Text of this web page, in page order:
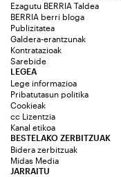
Ezagutu BERRIA Taldea
BERRIA berri bloga
Publizitatea
Galdera-erantzunak
Kontratazioak
Sarebide
JARRAITU
LEGEA
Lege informazioa
Pribatutasun politika
Cookieak
cc Lizentzia
Kanal etikoa
BESTELAKO ZERBITZUAK
Bidera zerbitzuak
Midas Media